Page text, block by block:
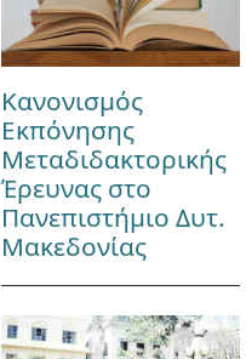
Κανονισμός
Εκπόνησης
Μεταδιδακτορικής
Έρευνας στο
Πανεπιστήμιο Δυτ.
Μακεδονίας